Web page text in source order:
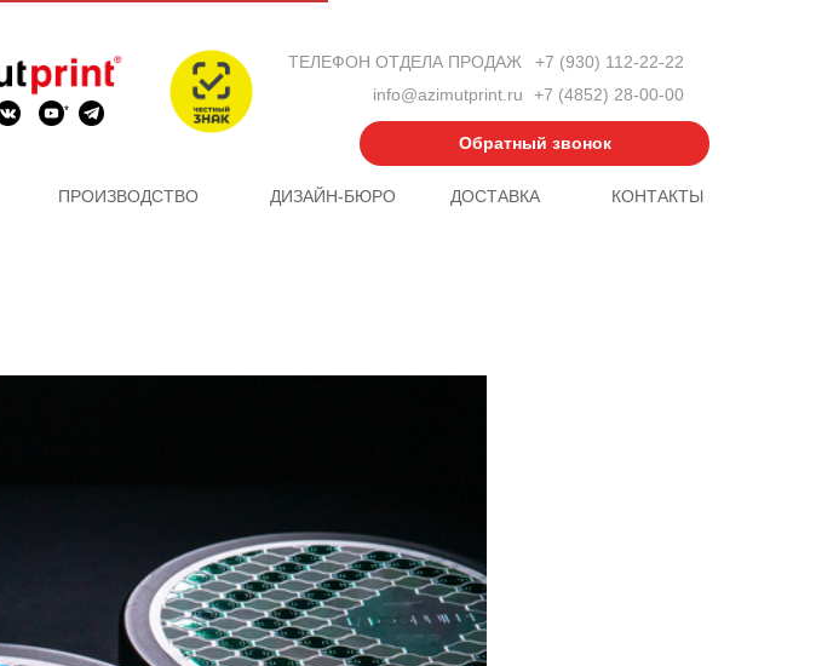
info@azimutprint.ru +7 (4852) 28-00-00
ПРОИЗВОДСТВО ДИЗАЙН-БЮРО ДОСТАВКА КОНТАКТЫ
Обратный звонок
+7 (930) 112-22-22
ТЕЛЕФОН ОТДЕЛА ПРОДАЖ
*